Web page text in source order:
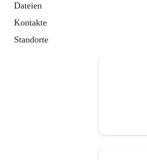
Dateien
Kontakte
Standorte